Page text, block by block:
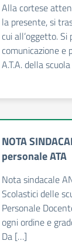
Alla cortese
la presente, si
cui all’oggetto.
comunicazione e
A.T.A. della
NOTA
personale ATA
Nota sindacale
Scolastici delle
Personale
ogni ordine e
Da […]